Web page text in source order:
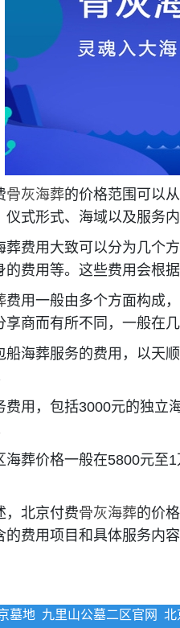
骨灰海葬的价格范围可以
仪式形式、海域以及服务
用大致可以分为几个方
的费用等。这些费用会根
费用一般由多个方面构成
享商而有所不同，一般在几
葬服务的费用，以天顺
，包括3000元的独立海
价格一般在5800元至1
北京付费骨灰海葬的价
的费用项目和具体服务内
墓地 九里山公墓二区官网 北